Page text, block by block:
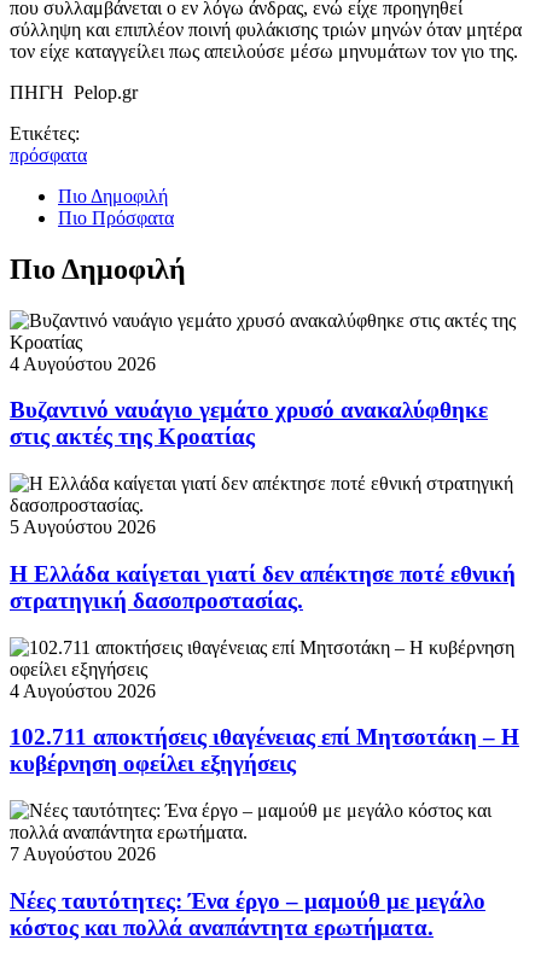
που συλλαμβάνεται ο εν λόγω άνδρας, ενώ είχε προηγηθεί
σύλληψη και επιπλέον ποινή φυλάκισης τριών μηνών όταν μητέρα
τον είχε καταγγείλει πως απειλούσε μέσω μηνυμάτων τον γιο της.
ΠΗΓΗ Pelop.gr
Ετικέτες:
πρόσφατα
Πιο Δημοφιλή
Πιο Πρόσφατα
Πιο Δημοφιλή
4 Αυγούστου 2026
Βυζαντινό ναυάγιο γεμάτο χρυσό ανακαλύφθηκε
στις ακτές της Κροατίας
5 Αυγούστου 2026
Η Ελλάδα καίγεται γιατί δεν απέκτησε ποτέ εθνική
στρατηγική δασοπροστασίας.
4 Αυγούστου 2026
102.711 αποκτήσεις ιθαγένειας επί Μητσοτάκη – Η
κυβέρνηση οφείλει εξηγήσεις
7 Αυγούστου 2026
Νέες ταυτότητες: Ένα έργο – μαμούθ με μεγάλο
κόστος και πολλά αναπάντητα ερωτήματα.